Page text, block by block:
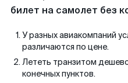
билет на самолет без
У разных авиакомпаний
различаются по цене.
Лететь транзитом
конечных пунктов.